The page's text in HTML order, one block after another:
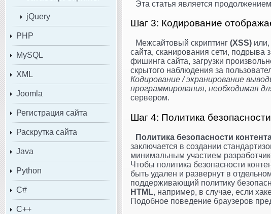
jQuery
PHP
MySQL
XML
Joomla
Регистрация сайта
Раскрутка сайта
Java
Python
C#
C++
Эта статья является
Шаг 3: Кодирование
Межсайтовый скриптинг (XSS) или,
сайта, сканирования сети, подрыва
фишинга сайта, загрузки
скрытого наблюдения за
Кодирование / экранирование
программирования, необходимая
сервером.
Шаг 4: Политика
Политика безопасности
заключается в создании
минимальным участием
Чтобы политика безопасности
быть удален и развернут в
поддерживающий политику
HTML, например, в случае, если
Подобное поведение браузеров